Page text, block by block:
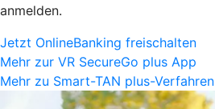
anmelden.
Jetzt OnlineBanking freischalten
Mehr zur VR SecureGo plus App
Mehr zu Smart-TAN plus-Verfahren